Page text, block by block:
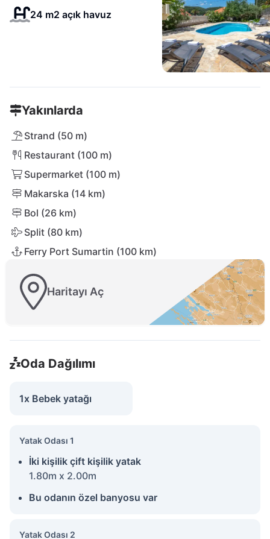
24 m2 açık havuz
Yakınlarda
Strand (50 m)
Restaurant (100 m)
Supermarket (100 m)
Makarska (14 km)
Bol (26 km)
Split (80 km)
Ferry Port Sumartin (100 km)
Haritayı Aç
Oda Dağılımı
1x Bebek yatağı
Yatak Odası 1
İki kişilik çift kişilik yatak
1.80m x 2.00m
Bu odanın özel banyosu var
Yatak Odası 2